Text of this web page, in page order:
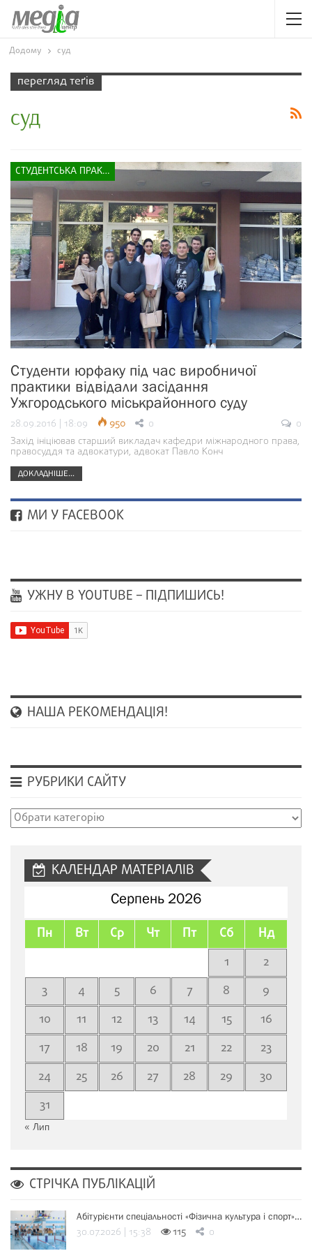
Додому суд
перегляд теґів
суд
СТУДЕНТСЬКА ПРАКТИКА
Студенти юрфаку під час виробничої
практики відвідали засідання
Ужгородського міськрайонного суду
28.09.2016 | 18:09 950 0
0
Захід ініціював старший викладач кафедри міжнародного права,
правосуддя та адвокатури, адвокат Павло Конч
ДОКЛАДНІШЕ...
МИ У FACEBOOK
УЖНУ В YOUTUBE – ПІДПИШИСЬ!
НАША РЕКОМЕНДАЦІЯ!
РУБРИКИ САЙТУ
Рубрики
КАЛЕНДАР МАТЕРІАЛІВ
Серпень 2026
Пн Вт Ср Чт Пт Сб Нд
1
2
3
4 5 6 7 8
9
10
11 12 13 14 15
16
17
18 19 20 21 22
23
24
25 26 27 28 29
30
31
« Лип
СТРІЧКА ПУБЛІКАЦІЙ
Абітурієнти спеціальності «Фізична культура і спорт»…
30.07.2026 | 15:38 115 0